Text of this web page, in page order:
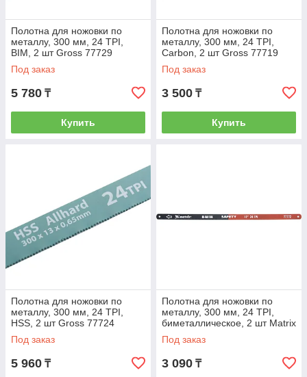
Полотна для ножовки по
металлу, 300 мм, 24 TPI,
BIM, 2 шт Gross 77729
Под заказ
5 780 ₸
Купить
Полотна для ножовки по
металлу, 300 мм, 24 TPI,
Carbon, 2 шт Gross 77719
Под заказ
3 500 ₸
Купить
Полотна для ножовки по
металлу, 300 мм, 24 TPI,
HSS, 2 шт Gross 77724
Под заказ
5 960 ₸
Полотна для ножовки по
металлу, 300 мм, 24 TPI,
биметаллическое, 2 шт Matrix
77772
Под заказ
3 090 ₸